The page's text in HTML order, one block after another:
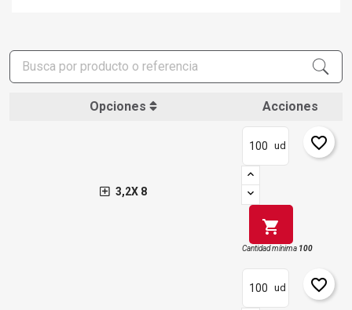
Opciones Acciones
3,2X 8
ud
shopping_cart
favorite_border
Cantidad mínima 100
ud favorite_border